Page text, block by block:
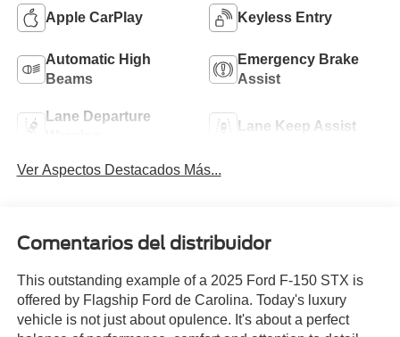
Apple CarPlay Keyless Entry
Automatic High
Beams
Emergency Brake
Assist
Lane Departure
Lane Keep Assist
Ver Aspectos Destacados Más...
Comentarios del distribuidor
This outstanding example of a 2025 Ford F-150 STX is
offered by Flagship Ford de Carolina. Today's luxury
vehicle is not just about opulence. It's about a perfect